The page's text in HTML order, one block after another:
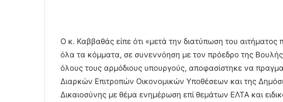
Ο κ. Καββαθάς είπε ότι «μετά την διατύπωση του
όλα τα κόμματα, σε συνεννόηση με τον πρόεδρο της
όλους τους αρμόδιους υπουργούς, αποφασίστηκε να
Διαρκών Επιτροπών Οικονομικών Υποθέσεων και της
Δικαιοσύνης με θέμα ενημέρωση επί θεμάτων ΕΛΤΑ και